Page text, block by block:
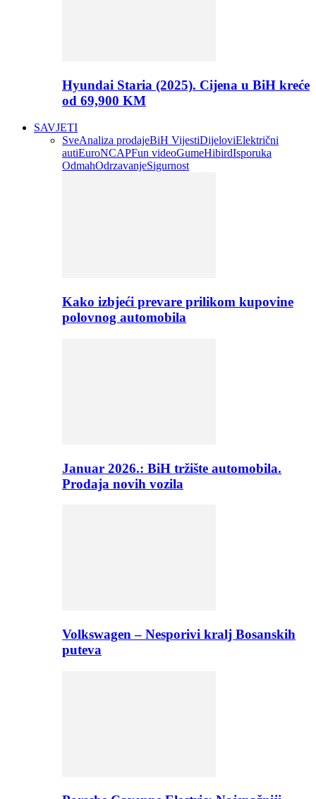
Hyundai Staria (2025). Cijena u BiH kreće
od 69,900 KM
SAVJETI
SveAnaliza prodajeBiH VijestiDijeloviElektrični
autiEuroNCAPFun videoGumeHibirdIsporuka
OdmahOdrzavanjeSigurnost
Kako izbjeći prevare prilikom kupovine
polovnog automobila
Januar 2026.: BiH tržište automobila.
Prodaja novih vozila
Volkswagen – Nesporivi kralj Bosanskih
puteva